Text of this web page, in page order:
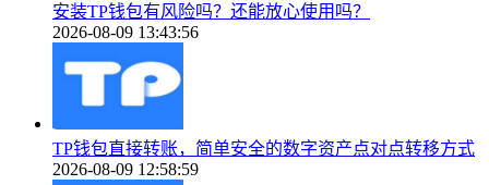
安装TP钱包有风险吗？还能放心使用吗？
2026-08-09 13:43:56
TP钱包直接转账，简单安全的数字资产点对点转移方式
2026-08-09 12:58:59